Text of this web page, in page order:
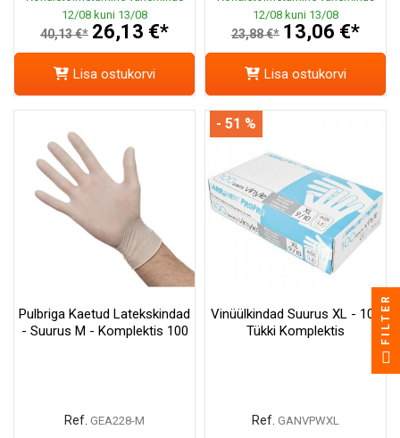
12/08 kuni 13/08
40,13 €* 26,13 €*
Lisa ostukorvi
12/08 kuni 13/08
23,88 €* 13,06 €*
Lisa ostukorvi
Pulbriga Kaetud Latekskindad
- Suurus M - Komplektis 100
Ref. GEA228-M
Vinüülkindad Suurus XL - 100
Tükki Komplektis
Ref. GANVPWXL
- 51 %
FILTER